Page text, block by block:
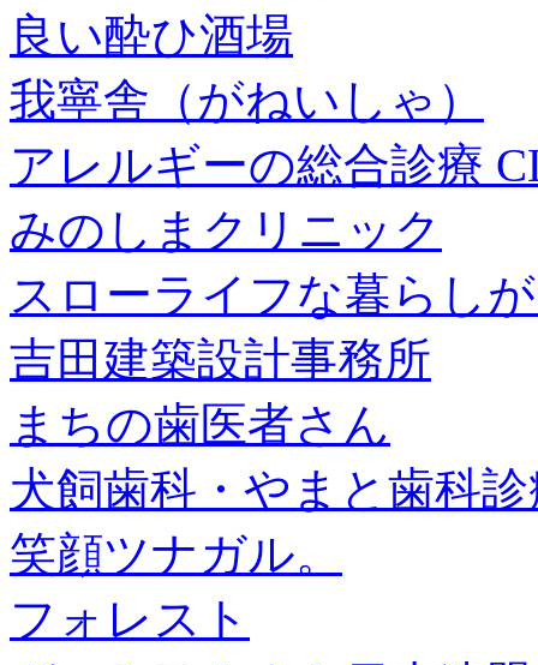
良い酔ひ酒場
我寧舎（がねいしゃ）
アレルギーの総合診療
みのしまクリニック
スローライフな暮らし
吉田建築設計事務所
まちの歯医者さん
犬飼歯科・やまと歯科
笑顔ツナガル。
フォレスト